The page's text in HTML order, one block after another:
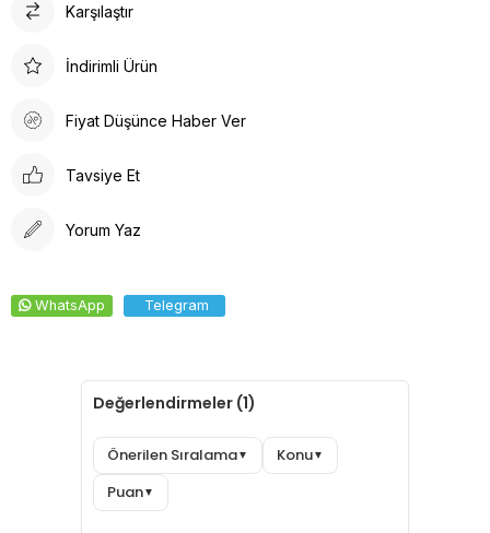
Karşılaştır
İndirimli Ürün
Fiyat Düşünce Haber Ver
Tavsiye Et
Yorum Yaz
WhatsApp Telegram
Değerlendirmeler (1)
Önerilen Sıralama▼ Konu▼
Puan▼